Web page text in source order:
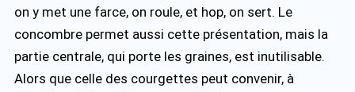
on y met une farce, on roule, et hop, on sert. Le
concombre permet aussi cette présentation, mais la
partie centrale, qui porte les graines, est inutilisable.
Alors que celle des courgettes peut convenir, à